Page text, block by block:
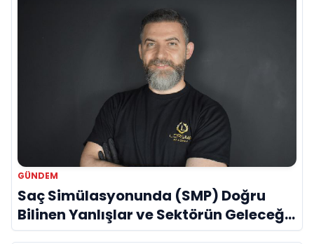
GÜNDEM
Saç Simülasyonunda (SMP) Doğru
Bilinen Yanlışlar ve Sektörün Geleceği:
Onur Akdeniz ile Özel Röportaj